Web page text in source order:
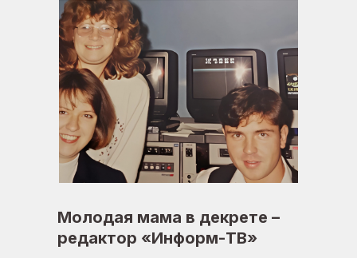
Молодая мама в декрете –
редактор «Информ-ТВ»